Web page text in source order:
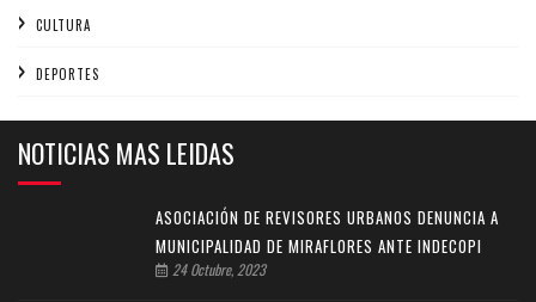
CULTURA
DEPORTES
NOTICIAS MAS LEIDAS
ASOCIACIÓN DE REVISORES URBANOS DENUNCIA A
MUNICIPALIDAD DE MIRAFLORES ANTE INDECOPI
24 Octubre, 2023